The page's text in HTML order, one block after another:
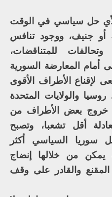
حل سياسي في الوقت
أو جنيف، ووجود تنافس
للمتناقضات،
أمام المعارضة السورية
لإقناع الأطراف الأقوى
والولايات المتحدة
خروج بعض الأطراف من
أقل تشعبا، وتصبح
سوريا السياسي أكثر
من خلالها إنضاج
والقادر على وقف